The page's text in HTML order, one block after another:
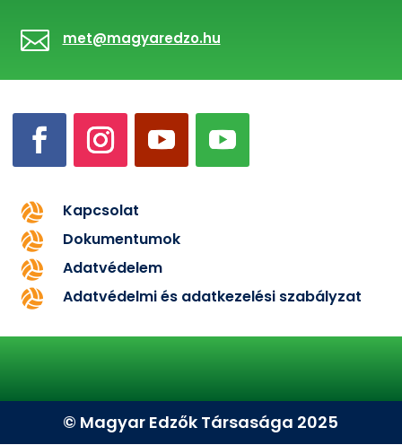
 met@magyaredzo.hu
 Kapcsolat
 Dokumentumok
 Adatvédelem
 Adatvédelmi és adatkezelési szabályzat
© Magyar Edzők Társasága 2025